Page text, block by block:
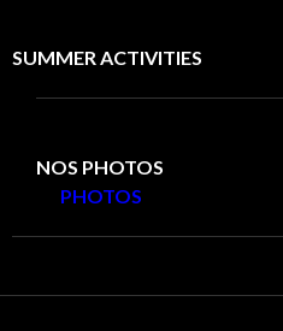
SUMMER ACTIVITIES
NOS PHOTOS
PHOTOS